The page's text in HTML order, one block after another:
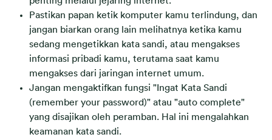
Pastikan papan ketik komputer kamu terlindung, dan
jangan biarkan orang lain melihatnya ketika kamu
sedang mengetikkan kata sandi, atau mengakses
informasi pribadi kamu, terutama saat kamu
mengakses dari jaringan internet umum.
Jangan mengaktifkan fungsi "Ingat Kata Sandi
(remember your password)" atau "auto complete"
yang disajikan oleh peramban. Hal ini mengalahkan
keamanan kata sandi.